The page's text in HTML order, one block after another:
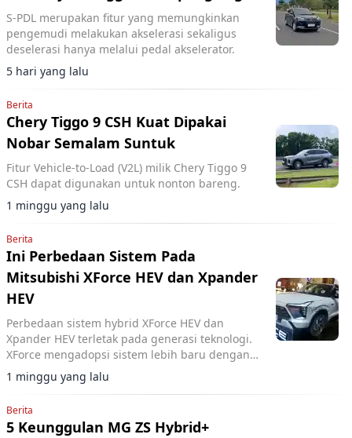
S-PDL merupakan fitur yang memungkinkan
pengemudi melakukan akselerasi sekaligus
deselerasi hanya melalui pedal akselerator.
5 hari yang lalu
Berita
Chery Tiggo 9 CSH Kuat Dipakai
Nobar Semalam Suntuk
Fitur Vehicle-to-Load (V2L) milik Chery Tiggo 9
CSH dapat digunakan untuk nonton bareng.
1 minggu yang lalu
Berita
Ini Perbedaan Sistem Pada
Mitsubishi XForce HEV dan Xpander
HEV
Perbedaan sistem hybrid XForce HEV dan
Xpander HEV terletak pada generasi teknologi.
XForce mengadopsi sistem lebih baru dengan
transaxle dua speed, sedangkan Xpander
masih menggunakan single speed.
1 minggu yang lalu
Berita
5 Keunggulan MG ZS Hybrid+